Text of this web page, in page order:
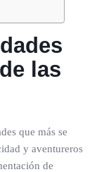
las
que más se
y aventureros
de